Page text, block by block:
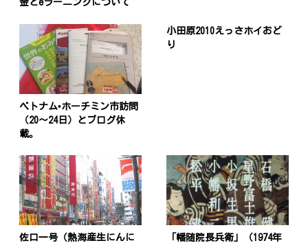
金とeラーニングについて
ベトナム•ホーチミン市訪問
（20〜24日）とブログ休
載。
小田原2010えっさホイおど
り
佐口一号（熱海産生にんに
「幡随院長兵衛」（1974年